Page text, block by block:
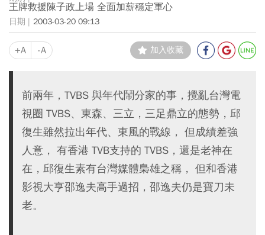
王牌救援陳子政上場 全面加薪穩定軍心
2003-03-20 09:13
+A -A 加入收藏
前兩年，TVBS 與年代鬧分家的事，攪亂台灣電
視圈 TVBS、東森、三立，三足鼎立的態勢，邱
復生雖然拉出年代、東風的戰線， 但成績差強
人意， 有香港 TVB支持的 TVBS，還是老神在
在，邱復生素有台灣媒體梟雄之稱， 但和香港
影視大亨邵逸夫高手過招，邵逸夫仍是寶刀未
老。